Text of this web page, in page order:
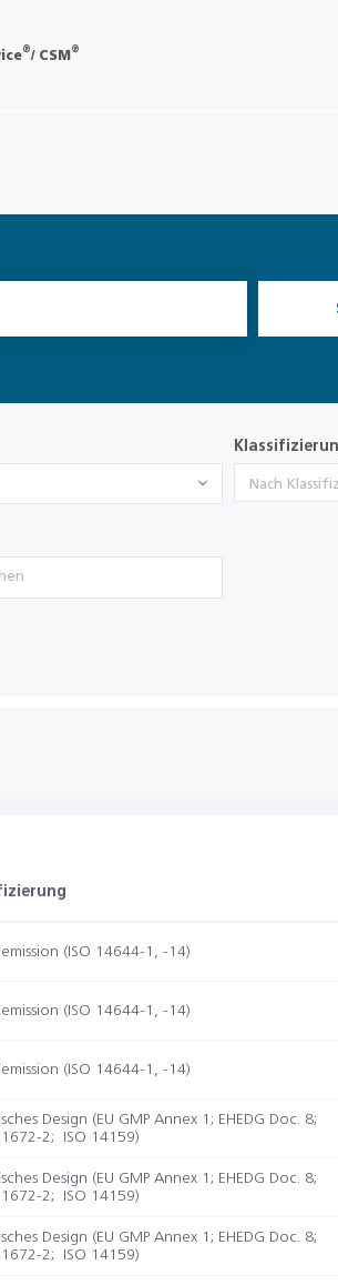
®/ CSM ®
(ISO 14644-1, -14)
(ISO 14644-1, -14)
(ISO 14644-1, -14)
Design (EU GMP Annex 1; EHEDG Doc. 8;
1672-2; ISO 14159)
Design (EU GMP Annex 1; EHEDG Doc. 8;
1672-2; ISO 14159)
Design (EU GMP Annex 1; EHEDG Doc. 8;
1672-2; ISO 14159)